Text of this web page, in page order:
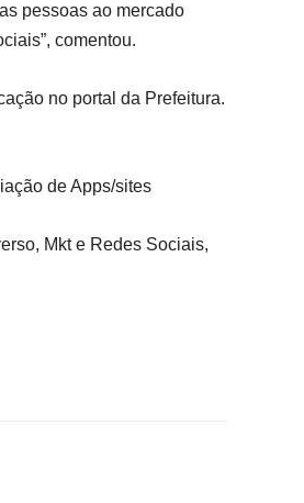
pessoas ao mercado
comentou.
no portal da Prefeitura.
de Apps/sites
Mkt e Redes Sociais,